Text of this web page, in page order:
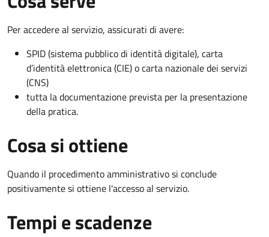
Per accedere al servizio, assicurati di avere:
SPID (sistema pubblico di identità digitale), carta
d’identità elettronica (CIE) o carta nazionale dei servizi
(CNS)
tutta la documentazione prevista per la presentazione
della pratica.
Cosa si ottiene
Quando il procedimento amministrativo si conclude
positivamente si ottiene l'accesso al servizio.
Tempi e scadenze